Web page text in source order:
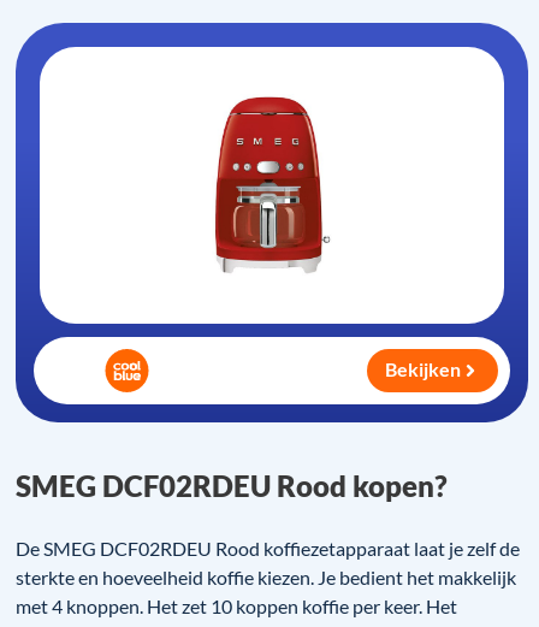
SMEG DCF02RDEU Rood kopen?
De SMEG DCF02RDEU Rood koffiezetapparaat laat je zelf de
sterkte en hoeveelheid koffie kiezen. Je bedient het makkelijk
met 4 knoppen. Het zet 10 koppen koffie per keer. Het
Bekijken